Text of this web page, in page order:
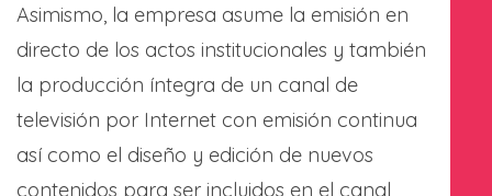
Asimismo, la empresa asume la emisión en
directo de los actos institucionales y también
la producción íntegra de un canal de
televisión por Internet con emisión continua
así como el diseño y edición de nuevos
contenidos para ser incluidos en el canal